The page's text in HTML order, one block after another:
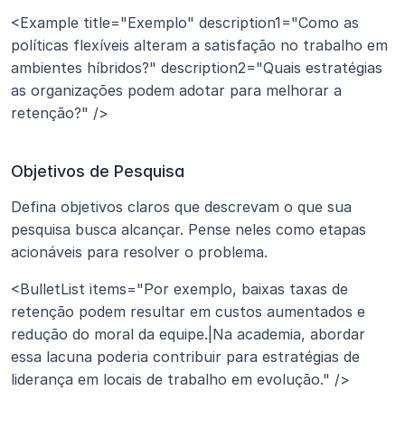
<Example title="Exemplo" description1="Como as
políticas flexíveis alteram a satisfação no trabalho em
ambientes híbridos?" description2="Quais estratégias
as organizações podem adotar para melhorar a
retenção?" />
Objetivos de Pesquisa
Defina objetivos claros que descrevam o que sua
pesquisa busca alcançar. Pense neles como etapas
acionáveis para resolver o problema.
<BulletList items="Por exemplo, baixas taxas de
retenção podem resultar em custos aumentados e
redução do moral da equipe.|Na academia, abordar
essa lacuna poderia contribuir para estratégias de
liderança em locais de trabalho em evolução." />